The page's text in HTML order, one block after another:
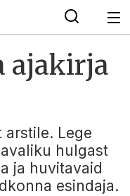
ajakirja
arstile. Lege
hulgast
ja huvitavaid
esindaja.